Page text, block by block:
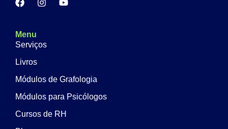
Menu
Serviços
Livros
Módulos de Grafologia
Módulos para Psicólogos
Cursos de RH